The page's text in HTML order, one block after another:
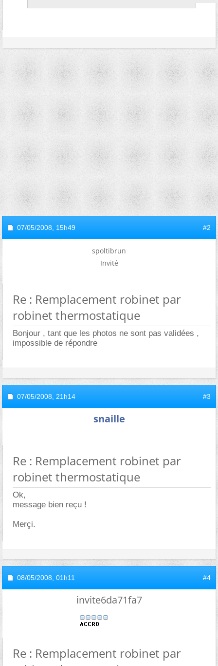
07/05/2008, 15h49 #2
spoltibrun
Invité
Re : Remplacement robinet par
robinet thermostatique
Bonjour , tant que les photos ne sont pas validées ,
impossible de répondre
07/05/2008, 21h14 #3
snaille
Re : Remplacement robinet par
robinet thermostatique
Ok,
message bien reçu !
Merçi.
08/05/2008, 01h11 #4
invite6da71fa7
Re : Remplacement robinet par